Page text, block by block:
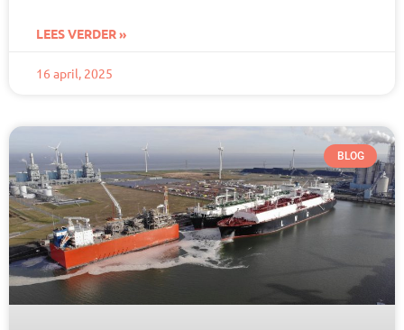
LEES VERDER »
16 april, 2025
BLOG